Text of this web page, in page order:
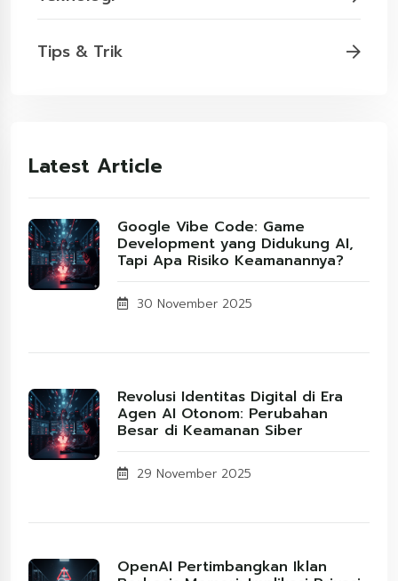
Tips & Trik
Latest Article
Google Vibe Code: Game
Development yang Didukung AI,
Tapi Apa Risiko Keamanannya?
30 November 2025
Revolusi Identitas Digital di Era
Agen AI Otonom: Perubahan
Besar di Keamanan Siber
29 November 2025
OpenAI Pertimbangkan Iklan